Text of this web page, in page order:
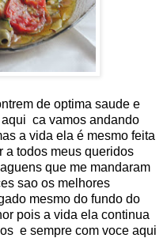
de optima saude e
ca vamos andando
a vida ela é mesmo feita
a todos meus queridos
que me mandaram
sao os melhores
mesmo do fundo do
pois a vida ela continua
e sempre com voce aqui